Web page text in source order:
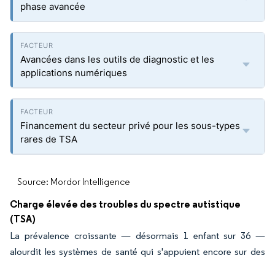
phase avancée
Avancées dans les outils de diagnostic et les
applications numériques
Financement du secteur privé pour les sous-types
rares de TSA
Source: Mordor Intelligence
Charge élevée des troubles du spectre autistique
(TSA)
La prévalence croissante — désormais 1 enfant sur 36 —
alourdit les systèmes de santé qui s'appuient encore sur des